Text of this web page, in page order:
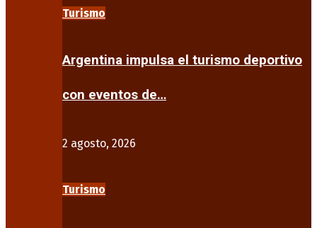
Turismo
Argentina impulsa el turismo deportivo
con eventos de…
2 agosto, 2026
Turismo